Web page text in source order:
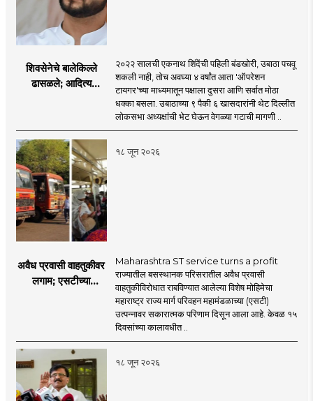
शिवसेनेचे बालेकिल्ले
ढासळले; आदित्य
नेमका कुठे चुकला?
२०२२ सालची एकनाथ शिंदेंची पहिली बंडखोरी, उबाठा पचवू
शकली नाही, तोच अवघ्या ४ वर्षांत आता 'ऑपरेशन
टायगर'च्या माध्यमातून पक्षाला दुसरा आणि सर्वात मोठा
धक्का बसला. उबाठाच्या ९ पैकी ६ खासदारांनी थेट दिल्लीत
लोकसभा अध्यक्षांची भेट घेऊन वेगळ्या गटाची मागणी ..
१८ जून २०२६
अवैध प्रवासी वाहतुकीवर
लगाम; एसटीच्या
Maharashtra ST service turns a profit
राज्यातील बसस्थानक परिसरातील अवैध प्रवासी
वाहतुकीविरोधात राबविण्यात आलेल्या विशेष मोहिमेचा
महाराष्ट्र राज्य मार्ग परिवहन महामंडळाच्या (एसटी)
उत्पन्नावर सकारात्मक परिणाम दिसून आला आहे. केवळ १५
दिवसांच्या कालावधीत ..
१८ जून २०२६